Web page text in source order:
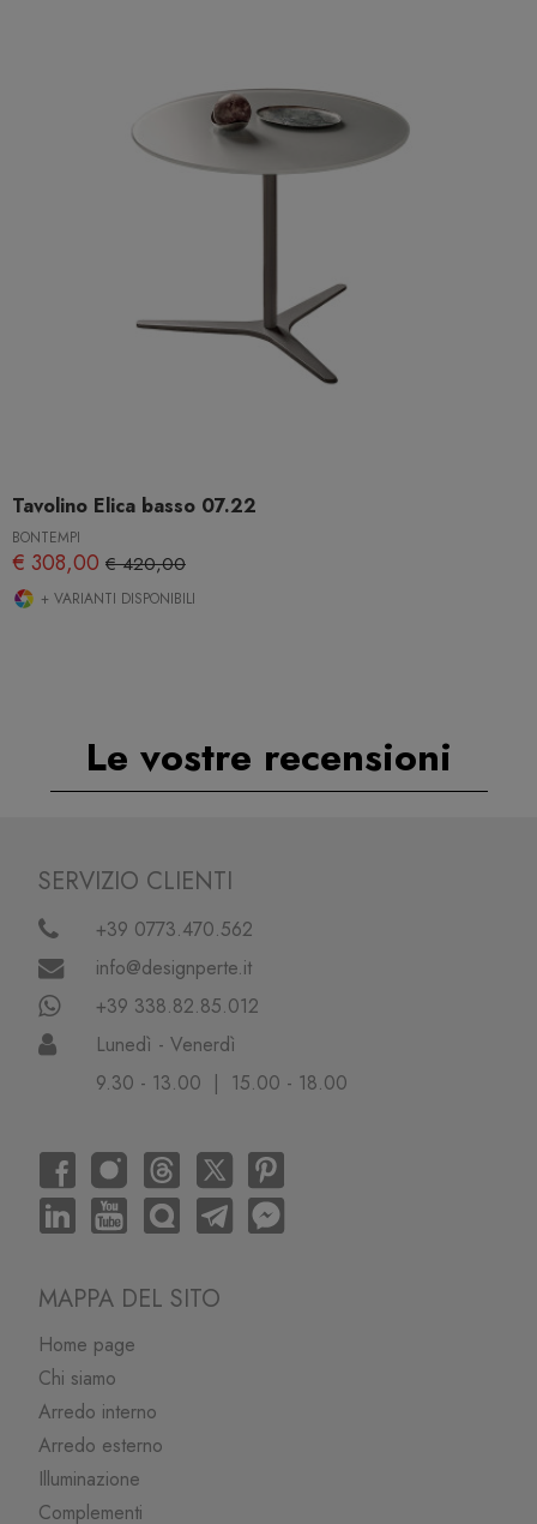
Tavolino Elica basso 07.22
BONTEMPI
€ 308,00 € 420,00
+ VARIANTI DISPONIBILI
Le vostre recensioni
SERVIZIO CLIENTI
+39 0773.470.562
info@designperte.it
+39 338.82.85.012
Lunedì - Venerdì
9.30 - 13.00 | 15.00 - 18.00
MAPPA DEL SITO
Home page
Chi siamo
Arredo interno
Arredo esterno
Illuminazione
Complementi